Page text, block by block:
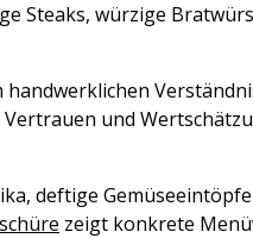
Steaks, würzige
und
deftige
zeigt konkrete